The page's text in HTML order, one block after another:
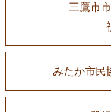
三鷹市
みたか市民